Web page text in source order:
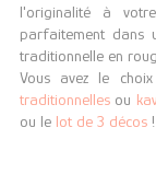
l'originalité à
parfaitement dans
traditionnelle en
Vous avez le
traditionnelles ou
ou le lot de 3 décos !